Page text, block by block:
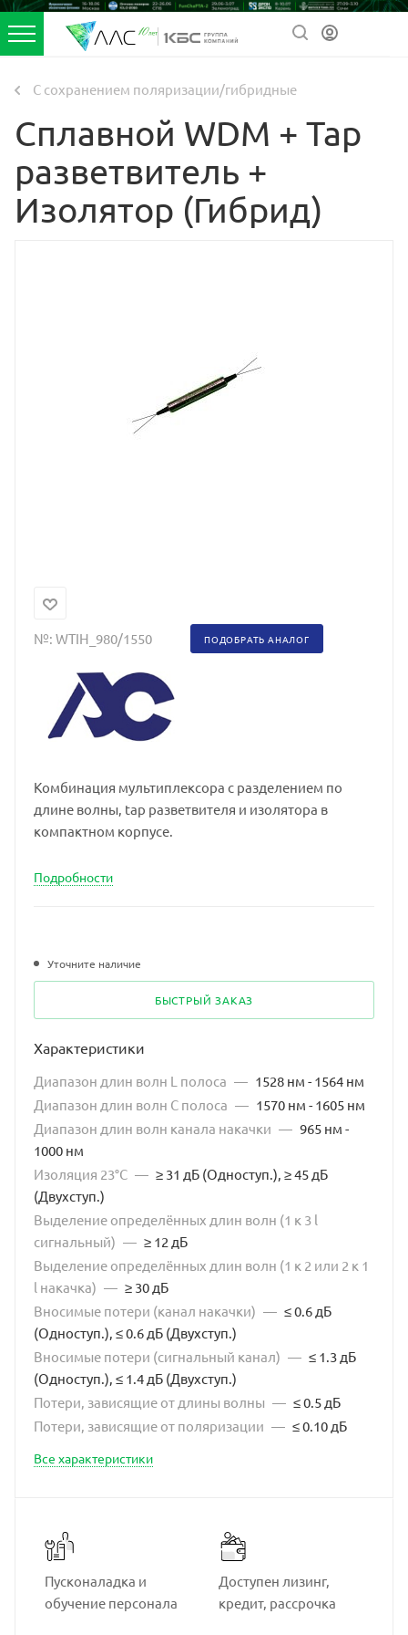
С сохранением поляризации/гибридные
Сплавной WDM + Tap
разветвитель +
Изолятор (Гибрид)
№: WTIH_980/1550 ПОДОБРАТЬ АНАЛОГ
Комбинация мультиплексора с разделением по
длине волны, tap разветвителя и изолятора в
компактном корпусе.
Подробности
Уточните наличие
БЫСТРЫЙ ЗАКАЗ
Характеристики
Диапазон длин волн L полоса — 1528 нм - 1564 нм
Диапазон длин волн C полоса — 1570 нм - 1605 нм
Диапазон длин волн канала накачки — 965 нм -
1000 нм
Изоляция 23°C — ≥ 31 дБ (Одноступ.), ≥ 45 дБ
(Двухступ.)
Выделение определённых длин волн (1 к 3 l
сигнальный) — ≥ 12 дБ
Выделение определённых длин волн (1 к 2 или 2 к 1
l накачка) — ≥ 30 дБ
Вносимые потери (канал накачки) — ≤ 0.6 дБ
(Одноступ.), ≤ 0.6 дБ (Двухступ.)
Вносимые потери (сигнальный канал) — ≤ 1.3 дБ
(Одноступ.), ≤ 1.4 дБ (Двухступ.)
Потери, зависящие от длины волны — ≤ 0.5 дБ
Потери, зависящие от поляризации — ≤ 0.10 дБ
Все характеристики
Пусконаладка и
обучение персонала
Доступен лизинг,
кредит, рассрочка